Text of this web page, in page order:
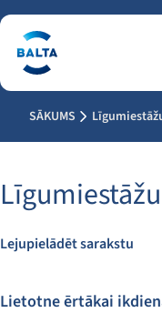
SĀKUMS
Lejupielādēt sarakstu
Lietotne ērtākai